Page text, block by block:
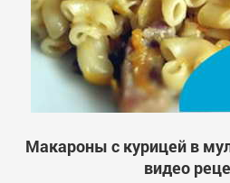
Макароны с курицей в
видео